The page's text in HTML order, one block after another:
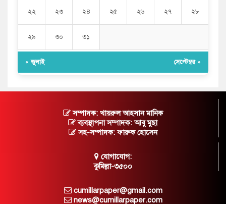
২২ ২৩ ২৪ ২৫ ২৬ ২৭ ২৮
২৯ ৩০ ৩১
« জুলাই সেপ্টেম্বর »
সম্পাদক: খায়রুল আহসান মানিক
ব্যবস্থাপনা সম্পাদক: আবু মুছা
সহ-সম্পাদক: ফারুক হোসেন
যোগাযোগ:
কুমিল্লা-৩৫০০
cumillarpaper@gmail.com
news@cumillarpaper.com